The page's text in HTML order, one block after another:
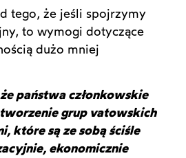
tego, że jeśli spojrzymy
to wymogi dotyczące
dużo mniej
państwa członkowskie
grup vatowskich
które są ze sobą ściśle
ekonomicznie